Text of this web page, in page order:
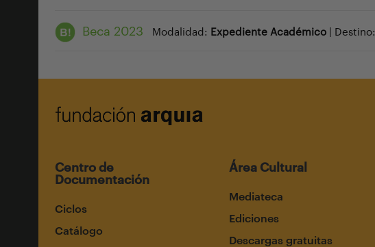
Beca 2023 Modalidad: Expediente Académico | Destino:
Centro de
Documentación
Ciclos
Catálogo
Área Cultural
Mediateca
Ediciones
Descargas gratuitas